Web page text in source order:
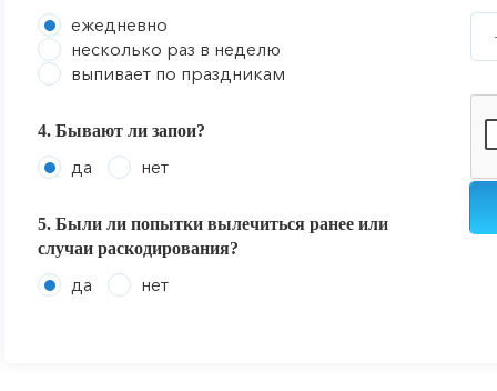
ежедневно
несколько раз в неделю
выпивает по праздникам
4. Бывают ли запои?
да нет
5. Были ли попытки вылечиться ранее или
случаи раскодирования?
да нет